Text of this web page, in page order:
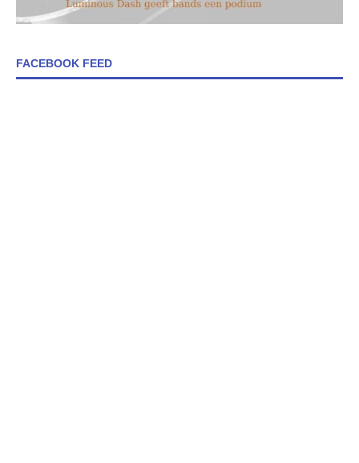
FACEBOOK FEED